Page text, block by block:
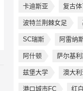
卡迪斯亚 复古
波特兰荆棘女足
SC瑞斯 阿雷纳
阿什顿 萨尔基
兹堡大学 澳大
港口城市FC 红